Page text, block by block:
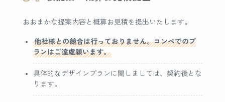
おおまかな提案内容と概算お見積を提出いたします。
他社様との競合は行っておりません。コンペでのプ
ランはご遠慮願います。
具体的なデザインプランに関しましては、契約後とな
ります。